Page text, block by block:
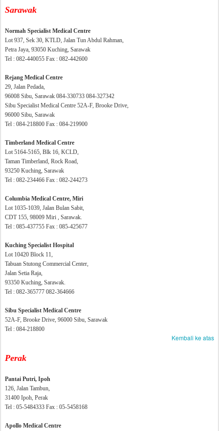
Sarawak
Normah Specialist Medical Centre
Lot 937, Sek 30, KTLD, Jalan Tun Abdul Rahman,
Petra Jaya, 93050 Kuching, Sarawak
Tel : 082-440055 Fax : 082-442600
Rejang Medical Centre
29, Jalan Pedada,
96008 Sibu, Sarawak 084-330733 084-327342
Sibu Specialist Medical Centre 52A-F, Brooke Drive,
96000 Sibu, Sarawak
Tel : 084-218800 Fax : 084-219900
Timberland Medical Centre
Lot 5164-5165, Blk 16, KCLD,
Taman Timberland, Rock Road,
93250 Kuching, Sarawak
Tel : 082-234466 Fax : 082-244273
Columbia Medical Centre, Miri
Lot 1035-1039, Jalan Bulan Sabit,
CDT 155, 98009 Miri , Sarawak.
Tel : 085-437755 Fax : 085-425677
Kuching Specialist Hospital
Lot 10420 Block 11,
Tabuan Stutong Commercial Center,
Jalan Setia Raja,
93350 Kuching, Sarawak.
Tel : 082-365777 082-364666
Sibu Specialist Medical Centre
52A-F, Brooke Drive, 96000 Sibu, Sarawak
Tel : 084-218800
Kembali ke atas
Perak
Pantai Putri, Ipoh
126, Jalan Tambun,
31400 Ipoh, Perak
Tel : 05-5484333 Fax : 05-5458168
Apollo Medical Centre